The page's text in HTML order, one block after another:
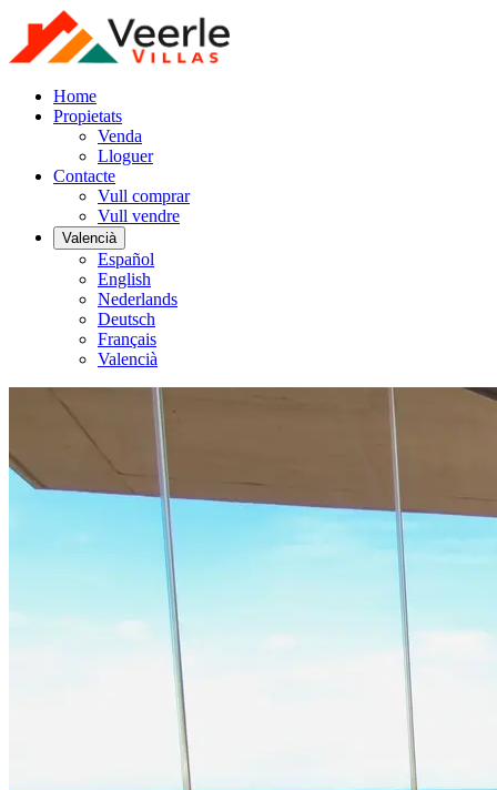
Home
Propietats
Venda
Lloguer
Contacte
Vull comprar
Vull vendre
Valencià
Español
English
Nederlands
Deutsch
Français
Valencià